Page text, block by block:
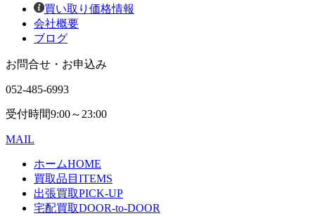
買い取り価格情報
会社概要
ブログ
お問合せ・お申込み
052-485-6993
受付時間9:00～23:00
MAIL
ホームHOME
買取品目 ITEMS
出張買取PICK-UP
宅配買取DOOR-to-DOOR